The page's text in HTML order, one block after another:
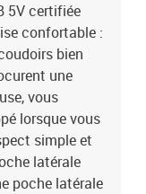
5V certifiée
confortable :
bien
une
vous
lorsque vous
simple et
latérale
poche latérale